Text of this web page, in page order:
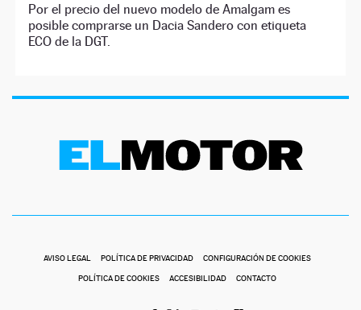
Por el precio del nuevo modelo de Amalgam es
posible comprarse un Dacia Sandero con etiqueta
ECO de la DGT.
AVISO LEGAL POLÍTICA DE PRIVACIDAD CONFIGURACIÓN DE COOKIES
POLÍTICA DE COOKIES ACCESIBILIDAD CONTACTO